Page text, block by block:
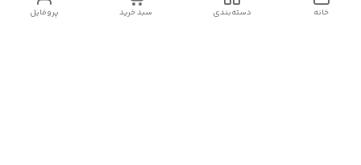
پروفایل سبد خرید دسته‌بندی خانه